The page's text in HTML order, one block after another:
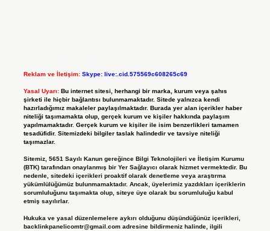
Reklam ve İletişim: Skype: live:.cid.575569c608265c69
Yasal Uyarı: Bu internet sitesi, herhangi bir marka, kurum veya şahıs
şirketi ile hiçbir bağlantısı bulunmamaktadır. Sitede yalnızca kendi
hazırladığımız makaleler paylaşılmaktadır. Burada yer alan içerikler haber
niteliği taşımamakta olup, gerçek kurum ve kişiler hakkında paylaşım
yapılmamaktadır. Gerçek kurum ve kişiler ile isim benzerlikleri tamamen
tesadüfidir. Sitemizdeki bilgiler taslak halindedir ve tavsiye niteliği
taşımazlar.
Sitemiz, 5651 Sayılı Kanun gereğince Bilgi Teknolojileri ve İletişim Kurumu
(BTK) tarafından onaylanmış bir Yer Sağlayıcı olarak hizmet vermektedir. Bu
nedenle, sitedeki içerikleri proaktif olarak denetleme veya araştırma
yükümlülüğümüz bulunmamaktadır. Ancak, üyelerimiz yazdıkları içeriklerin
sorumluluğunu taşımakta olup, siteye üye olarak bu sorumluluğu kabul
etmiş sayılırlar.
Hukuka ve yasal düzenlemelere aykırı olduğunu düşündüğünüz içerikleri,
backlinkpanelicomtr@gmail.comadresine bildirmeniz halinde, ilgili